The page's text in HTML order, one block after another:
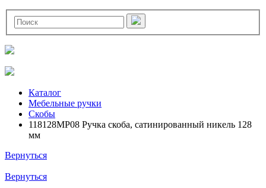
Каталог
Мебельные ручки
Скобы
118128MP08 Ручка скоба, сатинированный никель 128
мм
Вернуться
Вернуться